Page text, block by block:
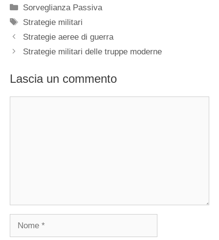
Categorie
Sorveglianza Passiva
Tag
Strategie militari
Strategie aeree di guerra
Strategie militari delle truppe moderne
Lascia un commento
Nome